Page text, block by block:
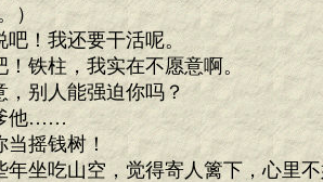
）
！我还要干活呢。
铁柱，我实在不愿意啊。
，别人能强迫你吗？
他……
摇钱树！
坐吃山空，觉得寄人篱下，心里